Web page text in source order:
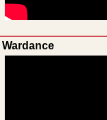
Wardance